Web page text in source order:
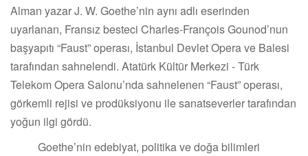
Alman yazar J. W. Goethe’nin aynı adlı eserinden
uyarlanan, Fransız besteci Charles-François Gounod’nun
başyapıtı “Faust” operası, İstanbul Devlet Opera ve Balesi
tarafından sahnelendi. Atatürk Kültür Merkezi - Türk
Telekom Opera Salonu’nda sahnelenen “Faust” operası,
görkemli rejisi ve prodüksiyonu ile sanatseverler tarafından
yoğun ilgi gördü.
Goethe’nin edebiyat, politika ve doğa bilimleri